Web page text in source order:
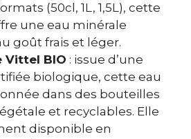
(50cl, 1L, 1,5L), cette
une eau minérale
goût frais et léger.
Vittel BIO : issue d’une
biologique, cette eau
dans des bouteilles
et recyclables. Elle
disponible en